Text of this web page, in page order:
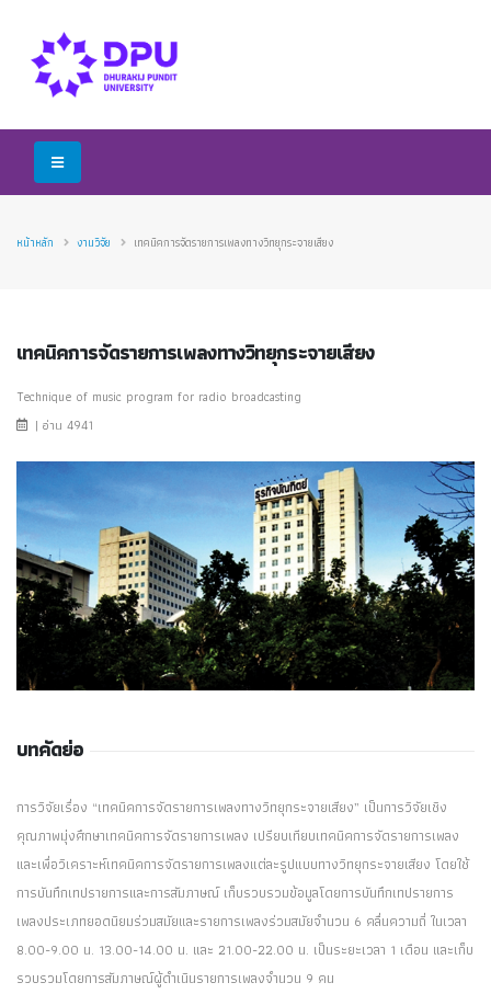
หน้าหลัก งานวิจัย เทคนิคการจัดรายการเพลงทางวิทยุกระจายเสียง
เทคนิคการจัดรายการเพลงทางวิทยุกระจายเสียง
Technique of music program for radio broadcasting
| อ่าน 4941
บทคัดย่อ
การวิจัยเรื่อง “เทคนิคการจัดรายการเพลงทางวิทยุกระจายเสียง” เป็นการวิจัยเชิง
คุณภาพมุ่งศึกษาเทคนิคการจัดรายการเพลง เปรียบเทียบเทคนิคการจัดรายการเพลง
และเพื่อวิเคราะห์เทคนิคการจัดรายการเพลงแต่ละรูปแบบทางวิทยุกระจายเสียง โดยใช้
การบันทึกเทปรายการและการสัมภาษณ์ เก็บรวบรวมข้อมูลโดยการบันทึกเทปรายการ
เพลงประเภทยอดนิยมร่วมสมัยและรายการเพลงร่วมสมัยจำนวน 6 คลื่นความถี่ ในเวลา
8.00-9.00 น. 13.00-14.00 น. และ 21.00-22.00 น. เป็นระยะเวลา 1 เดือน และเก็บ
รวบรวมโดยการสัมภาษณ์ผู้ดำเนินรายการเพลงจำนวน 9 คน